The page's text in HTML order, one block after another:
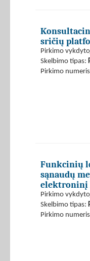
sričių
Pirkimo
Skelbimo tipas:
Pirkimo
Funkcinių
sąnaudų
elektroninį
Pirkimo
Skelbimo tipas:
Pirkimo